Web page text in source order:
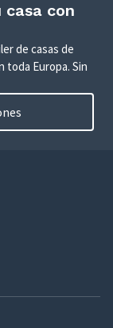
con
de casas de
toda Europa. Sin